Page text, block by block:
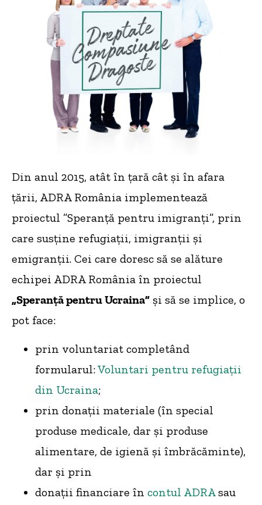
Din anul 2015, atât în țară cât și în afara
țării, ADRA România implementează
proiectul ”Speranță pentru imigranți”, prin
care susține refugiații, imigranții și
emigranții. Cei care doresc să se alăture
echipei ADRA România în proiectul
„Speranță pentru Ucraina” și să se implice, o
pot face:
prin voluntariat completând
formularul:Voluntari pentru refugiații
din Ucraina;
prin donații materiale (în special
produse medicale, dar și produse
alimentare, de igienă și îmbrăcăminte),
dar și prin
donații financiare în contul ADRAsau